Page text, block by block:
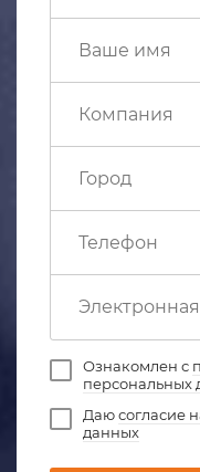
Ознакомлен с
персональных
Даюсогласие
данных